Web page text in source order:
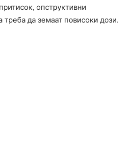
опструктивни
да земаат повисоки дози.